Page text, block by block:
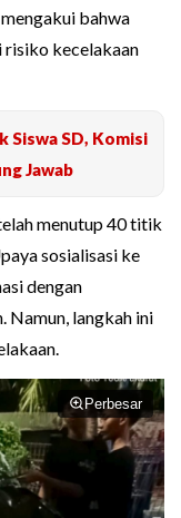
bahwa
risiko kecelakaan
Siswa SD, Komisi
Jawab
menutup 40 titik
sosialisasi ke
dengan
Namun, langkah ini
Perbesar